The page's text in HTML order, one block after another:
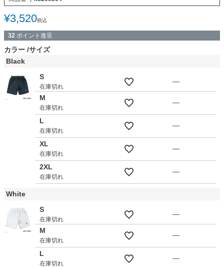
¥3,520税込
32 ポイント進呈
カラー サイズ
Black
S
在庫切れ
—
M
在庫切れ
—
L
在庫切れ
—
XL
在庫切れ
—
2XL
在庫切れ
—
White
S
在庫切れ
—
M
在庫切れ
—
L
在庫切れ
—